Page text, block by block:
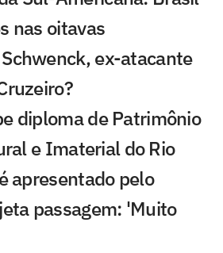
nas oitavas
ex-atacante
diploma de Patrimônio
e Imaterial do Rio
apresentado pelo
passagem: 'Muito